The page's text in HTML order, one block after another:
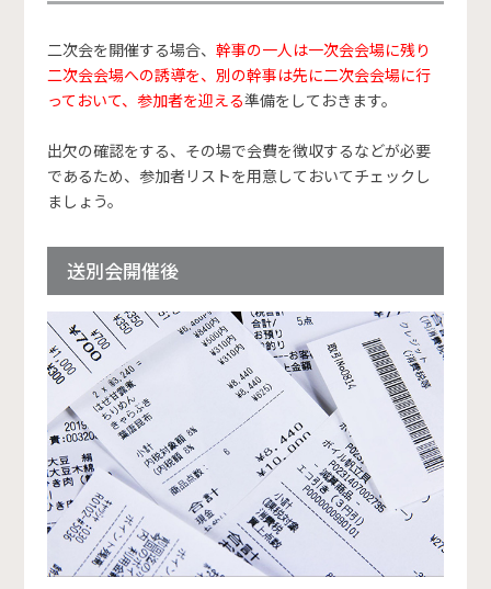
二次会を開催する場合、 幹事の一人は一次会会場に残り
二次会会場への誘導を、別の幹事は先に二次会会場に行
っておいて、参加者を迎える準備をしておきます。
出欠の確認をする、その場で会費を徴収するなどが必要
であるため、参加者リストを用意しておいてチェックし
ましょう。
送別会開催後